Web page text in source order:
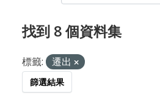
找到 8 個資料集
標籤: 遷出
篩選結果